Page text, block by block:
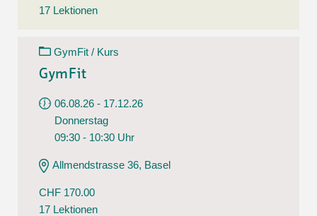
17 Lektionen
GymFit / Kurs
GymFit
06.08.26 - 17.12.26
Donnerstag
09:30 - 10:30 Uhr
Allmendstrasse 36, Basel
CHF 170.00
17 Lektionen